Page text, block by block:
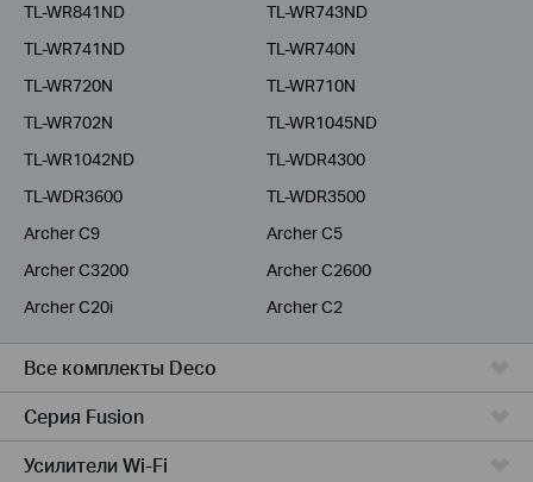
TL-WR841ND
TL-WR743ND
TL-WR741ND
TL-WR740N
TL-WR720N
TL-WR710N
TL-WR702N
TL-WR1045ND
TL-WR1042ND
TL-WDR4300
TL-WDR3600
TL-WDR3500
Archer C9
Archer C5
Archer C3200
Archer C2600
Archer C20i
Archer C2
Все комплекты Deco
Серия Fusion
Усилители Wi-Fi